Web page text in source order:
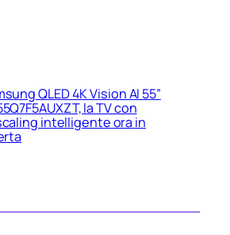
QLED 4K Vision AI 55”
la TV con
intelligente ora in